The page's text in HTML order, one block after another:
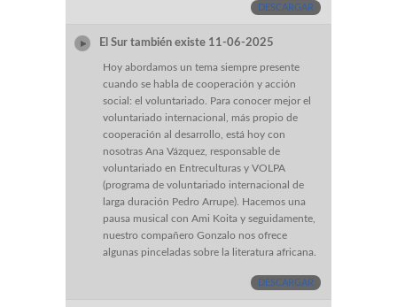
DESCARGAR
El Sur también existe 11-06-2025
Hoy abordamos un tema siempre presente
cuando se habla de cooperación y acción
social: el voluntariado. Para conocer mejor el
voluntariado internacional, más propio de
cooperación al desarrollo, está hoy con
nosotras Ana Vázquez, responsable de
voluntariado en Entreculturas y VOLPA
(programa de voluntariado internacional de
larga duración Pedro Arrupe). Hacemos una
pausa musical con Ami Koita y seguidamente,
nuestro compañero Gonzalo nos ofrece
algunas pinceladas sobre la literatura africana.
DESCARGAR